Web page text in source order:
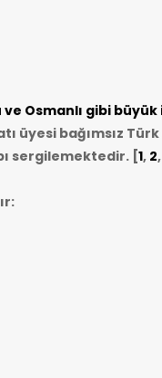
Osmanlı gibi
üyesi bağımsız
sergilemektedir. [1, 2,